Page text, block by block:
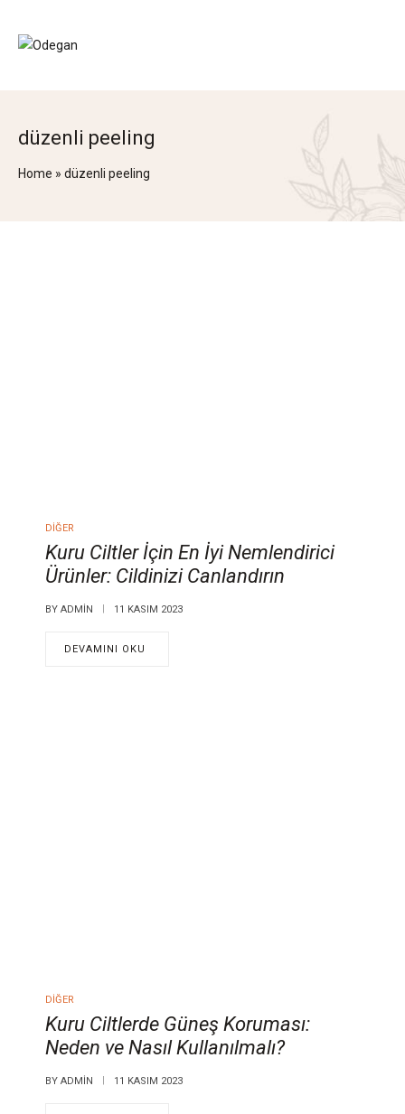
düzenli peeling
Home » düzenli peeling
DIĞER
Kuru Ciltler İçin En İyi Nemlendirici
Ürünler: Cildinizi Canlandırın
BY ADMIN 11 KASIM 2023
DEVAMINI OKU
DIĞER
Kuru Ciltlerde Güneş Koruması:
Neden ve Nasıl Kullanılmalı?
BY ADMIN 11 KASIM 2023